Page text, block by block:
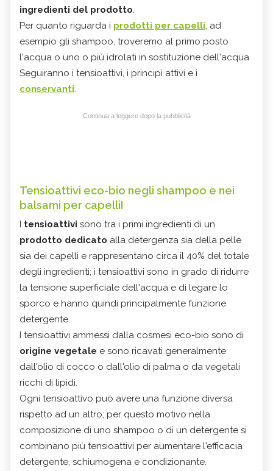
ingredienti del prodotto.
Per quanto riguarda i prodotti per capelli, ad
esempio gli shampoo, troveremo al primo posto
l'acqua o uno o più idrolati in sostituzione dell'acqua.
Seguiranno i tensioattivi, i principi attivi e i
conservanti.
Continua a leggere dopo la pubblicità
Tensioattivi eco-bio negli shampoo e nei
balsami per capelliI
I tensioattivi sono tra i primi ingredienti di un
prodotto dedicato alla detergenza sia della pelle
sia dei capelli e rappresentano circa il 40% del totale
degli ingredienti; i tensioattivi sono in grado di ridurre
la tensione superficiale dell'acqua e di legare lo
sporco e hanno quindi principalmente funzione
detergente.
I tensioattivi ammessi dalla cosmesi eco-bio sono di
origine vegetale e sono ricavati generalmente
dall'olio di cocco o dall'olio di palma o da vegetali
ricchi di lipidi.
Ogni tensioattivo può avere una funzione diversa
rispetto ad un altro; per questo motivo nella
composizione di uno shampoo o di un detergente si
combinano più tensioattivi per aumentare l'efficacia
detergente, schiumogena e condizionante.